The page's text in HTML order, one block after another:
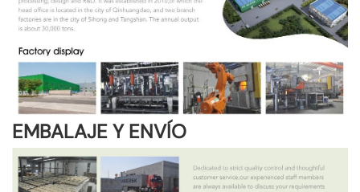
EMBALAJE Y ENVÍO